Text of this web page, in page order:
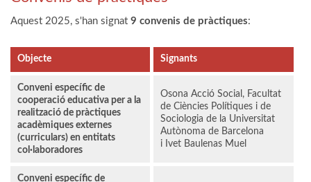
Aquest 2025, s'han signat 9 convenis de pràctiques:
Objecte Signants
Conveni específic de
cooperació educativa per a la
realització de pràctiques
acadèmiques externes
(curriculars) en entitats
col·laboradores
Osona Acció Social, Facultat
de Ciències Polítiques i de
Sociologia de la Universitat
Autònoma de Barcelona
i Ivet Baulenas Muel
Conveni específic de